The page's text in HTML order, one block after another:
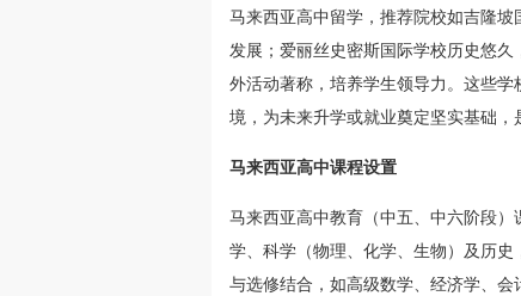
马来西亚高中留学，推荐院校如吉隆
发展；爱丽丝史密斯国际学校历史悠
外活动著称，培养学生领导力。这些
境，为未来升学或就业奠定坚实基础，
马来西亚高中课程设置
马来西亚高中教育（中五、中六阶段
学、科学（物理、化学、生物）及历
与选修结合，如高级数学、经济学、会